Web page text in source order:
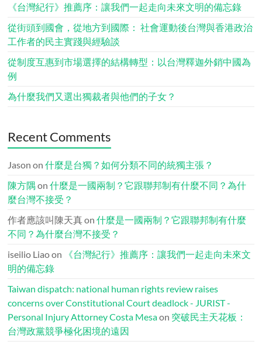
《台灣紀行》推薦序：讓我們一起走向未來文明的備忘錄
從街頭到國會，從地方到國際： 社會運動後台灣與香港政治
工作者的民主實踐與經驗談
從制度互惠到市場選擇的結構轉型：以台灣釋迦外銷中國為
例
為什麼我們又選出獨裁者與他們的子女？
Recent Comments
Jason on什麼是台獨？如何分類不同的統獨主張？
陳方隅 on什麼是一國兩制？它跟聯邦制有什麼不同？為什
麼台灣不接受？
作者應該叫陳天真 on什麼是一國兩制？它跟聯邦制有什麼
不同？為什麼台灣不接受？
iseilio Liaoon
《台灣紀行》推薦序：讓我們一起走向未來文
明的備忘錄
Taiwan dispatch: national human rights review raises
concerns over Constitutional Court deadlock - JURIST -
Personal Injury Attorney Costa Mesaon 突破民主天花板：
台灣政黨競爭極化困境的遠因